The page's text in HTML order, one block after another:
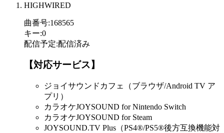
HIGHWIRED
曲番号:168565
キー:0
配信予定:配信済み
【対応サービス】
ジョイサウンドカフェ（ブラウザ/Android TV ア
プリ）
カラオケJOYSOUND for Nintendo Switch
カラオケJOYSOUND for Steam
JOYSOUND.TV Plus（PS4®/PS5®後方互換機能対